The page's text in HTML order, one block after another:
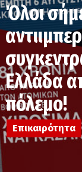
Όλοι
Ελλάδα
πόλεμο!
Επικαιρότητα